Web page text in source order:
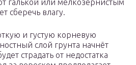
галькой или мелкозернистым
сберечь влагу.
и густую корневую
слой грунта начнёт
страдать от недостатка